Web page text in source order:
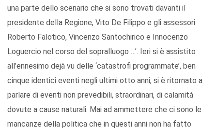
una parte dello scenario che si sono trovati davanti il
presidente della Regione, Vito De Filippo e gli assessori
Roberto Falotico, Vincenzo Santochirico e Innocenzo
Loguercio nel corso del sopralluogo …’. Ieri si è assistito
all’ennesimo dejà vu delle ‘catastrofi programmate’, ben
cinque identici eventi negli ultimi otto anni, si è ritornato a
parlare di eventi non prevedibili, straordinari, di calamità
dovute a cause naturali. Mai ad ammettere che ci sono le
mancanze della politica che in questi anni non ha fatto